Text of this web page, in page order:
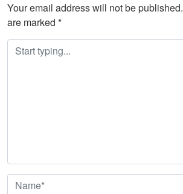
Your email address will not be published.
are marked *